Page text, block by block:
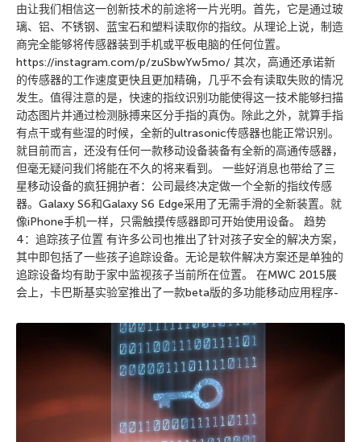
由让我们相信这一创新技术的前途将一片光明。首先，它是通过玻
璃、铝、不锈钢、蓝宝石和塑料读取你的指纹。从理论上说，制造
商完全能够将传感器装到手机或平板电脑的任何位置。
https://instagram.com/p/zuSbwYw5mo/ 其次，高通还承诺新
的传感器的工作速度更快且更加精确，几乎不会有读取失败的情况
发生。值得注意的是，快速的指纹识别功能使得这一技术能够扫描
动态图片并通过检测脉搏来区分手指的真伪。除此之外，就算手指
有点干或有些湿的时候，全新的ultrasonic传感器也能正常识别。
就目前而言，还没有任何一款移动设备装备有全新的高通传感器，
但毫无疑问我们将能在不久的将来看到。 一些好消息也带给了三
星移动设备的疯狂拥护者：公司最终决定做一个全新的指纹传感
器。Galaxy S6和Galaxy S6 Edge采用了无需手滑的全新装置。就
像iPhone手机一样，只需触摸传感器即可开始使用设备。 趋势
4：追踪孩子位置 有许多公司也推出了针对孩子安全的解决方案，
其中即包括了一些孩子追踪设备。无论是软件解决方案还是单独的
追踪设备均有助于家中监视孩子当前所在位置。 在MWC 2015展
会上，卡巴斯基实验室推出了一款beta版的多功能移动应用程序-